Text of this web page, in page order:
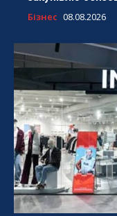
Бізнес 08.08.2026